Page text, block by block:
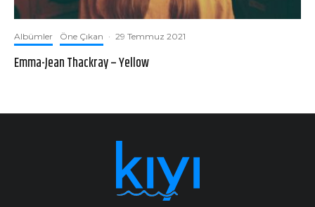
Albümler Öne Çıkan · 29 Temmuz 2021
Emma-Jean Thackray – Yellow